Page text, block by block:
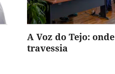
A Voz do Tejo:
travessia